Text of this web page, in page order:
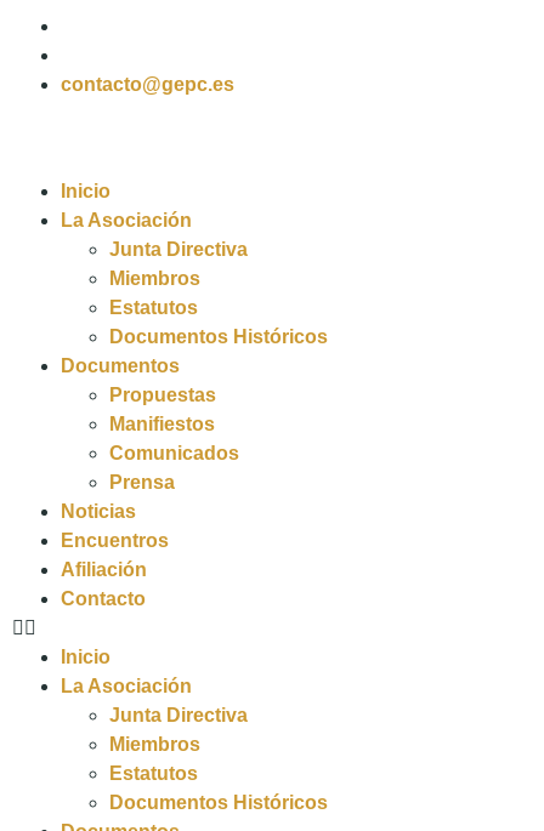
contacto@gepc.es
Inicio
La Asociación
Junta Directiva
Miembros
Estatutos
Documentos Históricos
Documentos
Propuestas
Manifiestos
Comunicados
Prensa
Noticias
Encuentros
Afiliación
Contacto
Inicio
La Asociación
Junta Directiva
Miembros
Estatutos
Documentos Históricos